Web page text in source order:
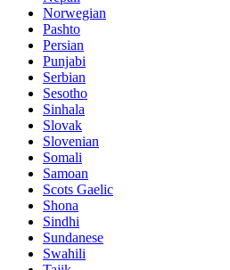
Norwegian
Pashto
Persian
Punjabi
Serbian
Sesotho
Sinhala
Slovak
Slovenian
Somali
Samoan
Scots Gaelic
Shona
Sindhi
Sundanese
Swahili